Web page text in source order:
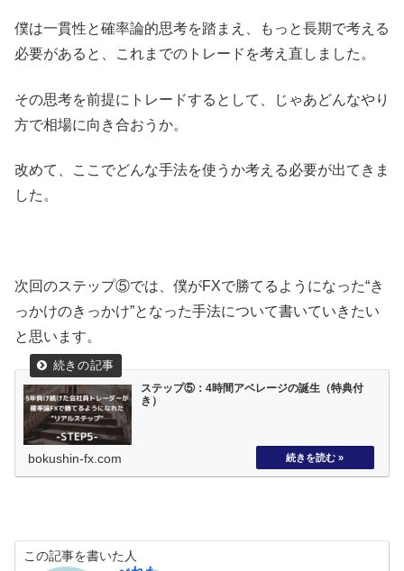
僕は一貫性と確率論的思考を踏まえ、もっと長期で考える
必要があると、これまでのトレードを考え直しました。
その思考を前提にトレードするとして、じゃあどんなやり
方で相場に向き合おうか。
改めて、ここでどんな手法を使うか考える必要が出てきま
した。
次回のステップ⑤では、僕がFXで勝てるようになった“き
っかけのきっかけ”となった手法について書いていきたい
と思います。
ステップ⑤：4時間アベレージの誕生（特典付
き）
bokushin-fx.com
この記事を書いた人